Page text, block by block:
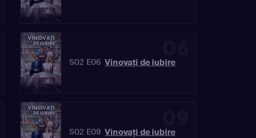
S02 E06 Vinovaţi de iubire
S02 E09 Vinovaţi de iubire